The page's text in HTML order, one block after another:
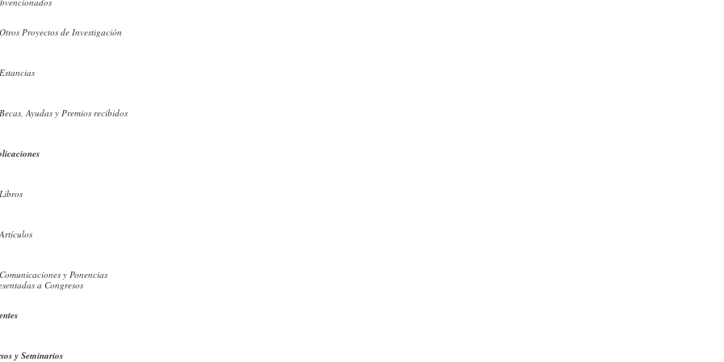
Proyectos de Investigación
Ayudas y Premios recibidos
y Ponencias
a Congresos
y Seminarios